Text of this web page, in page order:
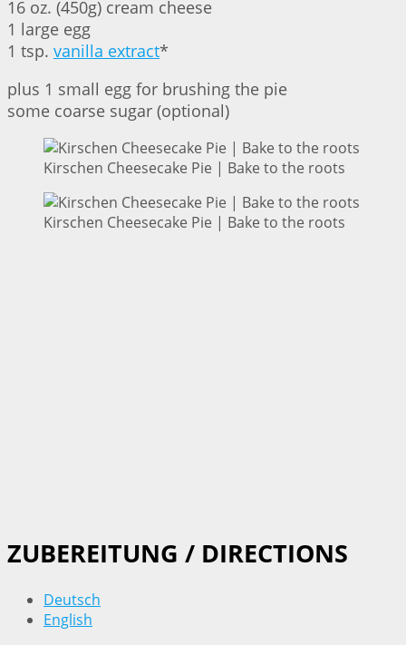
16 oz. (450g) cream cheese
1 large egg
1 tsp. vanilla extract*
plus 1 small egg for brushing the pie
some coarse sugar (optional)
Kirschen Cheesecake Pie | Bake to the roots
Kirschen Cheesecake Pie | Bake to the roots
ZUBEREITUNG / DIRECTIONS
Deutsch
English